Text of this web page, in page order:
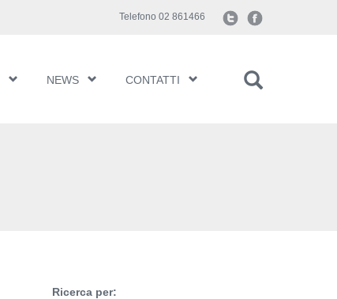
NEWS CONTATTI
Telefono 02 861466
Ricerca per: